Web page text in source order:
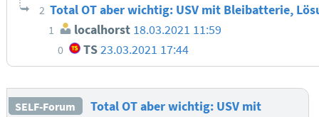
2 Total OT aber wichtig: USV mit Bleibatterie,
1 localhorst 18.03.2021 11:59
0 TS23.03.2021 17:44
SELF-Forum
Total OT aber wichtig: USV mit